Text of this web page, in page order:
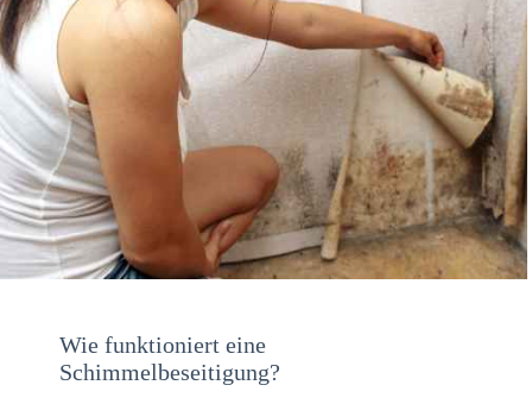
Wie funktioniert eine
Schimmelbeseitigung?